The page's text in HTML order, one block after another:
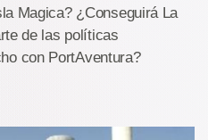
Magica? ¿Conseguirá La
de las políticas
con PortAventura?